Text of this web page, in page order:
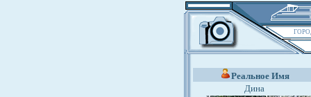
Реальное Имя
Дина